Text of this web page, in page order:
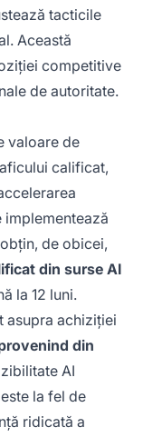
tacticile
Această
competitive
de autoritate.
valoare de
calificat,
de obicei,
din surse AI
la 12 luni.
asupra achiziției
din
AI
la fel de
ridicată a